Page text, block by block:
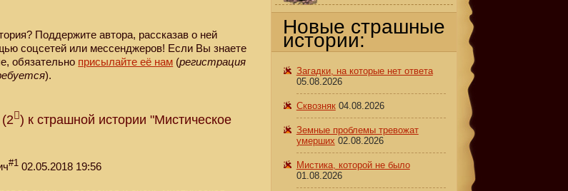
Поддержите автора, рассказав о ней
соцсетей или мессенджеров! Если Вы знаете
обязательно присылайте её нам (регистрация
).
) к страшной истории "Мистическое
#1 02.05.2018 19:56
Новые страшные
истории:
Загадки, на которые нет ответа
05.08.2026
Сквозняк 04.08.2026
Земные проблемы тревожат
умерших 02.08.2026
Мистика, которой не было
01.08.2026